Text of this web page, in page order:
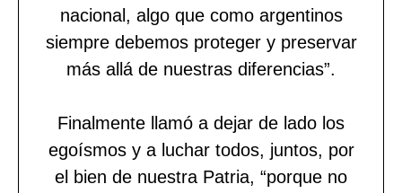
nacional, algo que como argentinos
siempre debemos proteger y preservar
más allá de nuestras diferencias”.
Finalmente llamó a dejar de lado los
egoísmos y a luchar todos, juntos, por
el bien de nuestra Patria, “porque no